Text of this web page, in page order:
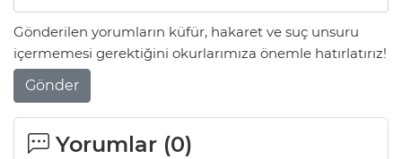
Gönderilen yorumların küfür, hakaret ve suç unsuru
içermemesi gerektiğini okurlarımıza önemle hatırlatırız!
Gönder
Yorumlar (0)